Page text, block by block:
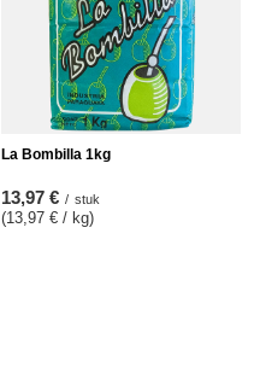
La Bombilla 1kg
13,97 € / stuk
(13,97 € / kg)